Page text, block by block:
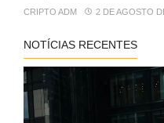
CRIPTO ADM 2 DE AGOSTO
NOTÍCIAS RECENTES